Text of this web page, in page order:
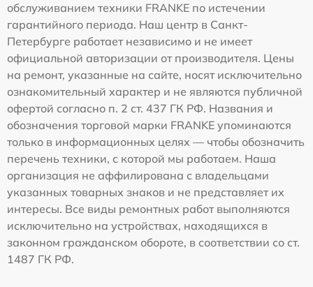
обслуживанием техники FRANKE по истечении
гарантийного периода. Наш центр в Санкт-
Петербурге работает независимо и не имеет
официальной авторизации от производителя. Цены
на ремонт, указанные на сайте, носят исключительно
ознакомительный характер и не являются публичной
офертой согласно п. 2 ст. 437 ГК РФ. Названия и
обозначения торговой марки FRANKE упоминаются
только в информационных целях — чтобы обозначить
перечень техники, с которой мы работаем. Наша
организация не аффилирована с владельцами
указанных товарных знаков и не представляет их
интересы. Все виды ремонтных работ выполняются
исключительно на устройствах, находящихся в
законном гражданском обороте, в соответствии со ст.
1487 ГК РФ.